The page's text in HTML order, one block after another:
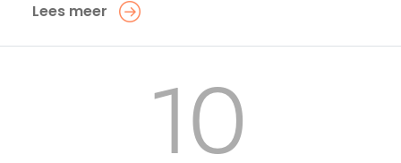
Lees meer
10